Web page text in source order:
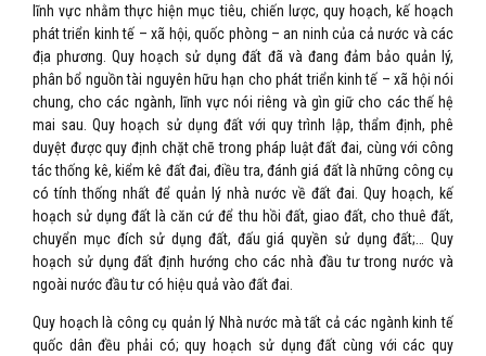
lĩnh vực nhằm thực hiện mục tiêu, chiến lược, quy hoạch, kế hoạch
phát triển kinh tế – xã hội, quốc phòng – an ninh của cả nước và các
địa phương. Quy hoạch sử dụng đất đã và đang đảm bảo quản lý,
phân bổ nguồn tài nguyên hữu hạn cho phát triển kinh tế – xã hội nói
chung, cho các ngành, lĩnh vực nói riêng và gìn giữ cho các thế hệ
mai sau. Quy hoạch sử dụng đất với quy trình lập, thẩm định, phê
duyệt được quy định chặt chẽ trong pháp luật đất đai, cùng với công
tác thống kê, kiểm kê đất đai, điều tra, đánh giá đất là những công cụ
có tính thống nhất để quản lý nhà nước về đất đai. Quy hoạch, kế
hoạch sử dụng đất là căn cứ để thu hồi đất, giao đất, cho thuê đất,
chuyển mục đích sử dụng đất, đấu giá quyền sử dụng đất;… Quy
hoạch sử dụng đất định hướng cho các nhà đầu tư trong nước và
ngoài nước đầu tư có hiệu quả vào đất đai.
Quy hoạch là công cụ quản lý Nhà nước mà tất cả các ngành kinh tế
quốc dân đều phải có; quy hoạch sử dụng đất cùng với các quy